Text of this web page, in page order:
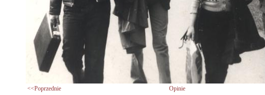
<<Poprzednie Opinie